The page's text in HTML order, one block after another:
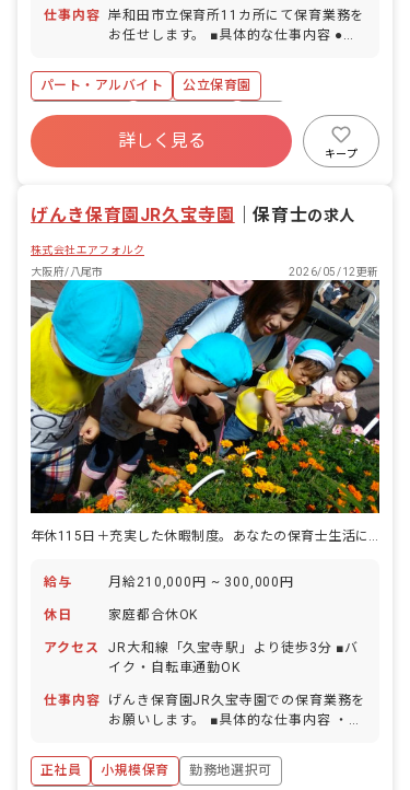
治療のための休暇 ■産前産後・育児休暇
■介護・看護休暇
は配属先により異なります。 ■各施設へ
はバイク、自転車通勤も可能です。 ■マ
仕事内容 岸和田市立保育所11カ所にて保育業務を
お任せします。 ■具体的な仕事内容 ●早
きるように、開所準備をします。 ・登園
準備 ・保護者対応 ・クラスへの保育応
援 ・その他用務（清掃、湯茶準備等の用
務も含む） ●夕方保育士 子どもたちと一
緒に遊びながらお迎えを待ちます。 ・保
む） ・閉園作業
パート・アルバイト
公立保育園
勤務地選択可
社会保険完備
有給
福利厚生充実
産休育休制度
未経験歓迎
詳しく見る
キープ
げんき保育園JR久宝寺園 ｜保育士の求人
株式会社エアフォルク
大阪府/八尾市
2026/05/12更新
年休115日＋充実した休暇制度。あなたの保育士生活に、ゆとりを♪
給与 月給210,000円 ~ 300,000円
休日 家庭都合休OK
アクセス
JR大和線「久宝寺駅」より徒歩3分 ■バ
イク・自転車通勤OK
仕事内容
げんき保育園JR久宝寺園での保育業務を
お願いします。 ■具体的な仕事内容 ・0
えの補助 ・保護者との連絡対応 ・行事
の計画・運営 ■保育のこだわり 1.安全・
正社員 小規模保育
勤務地選択可